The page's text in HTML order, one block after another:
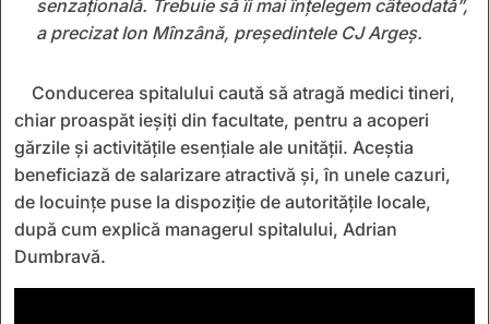
senzațională. Trebuie să îi mai înțelegem câteodată”,
a precizat Ion Mînzână, președintele CJ Argeș.
Conducerea spitalului caută să atragă medici tineri,
chiar proaspăt ieșiți din facultate, pentru a acoperi
gărzile și activitățile esențiale ale unității. Aceștia
beneficiază de salarizare atractivă și, în unele cazuri,
de locuințe puse la dispoziție de autoritățile locale,
după cum explică managerul spitalului, Adrian
Dumbravă.